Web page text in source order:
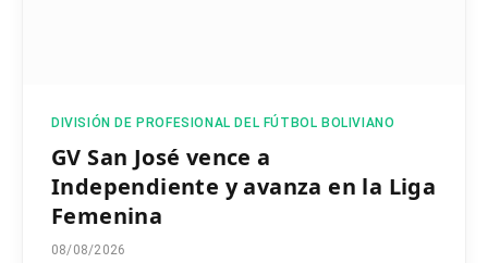
DIVISIÓN DE PROFESIONAL DEL FÚTBOL BOLIVIANO
GV San José vence a
Independiente y avanza en la Liga
Femenina
08/08/2026